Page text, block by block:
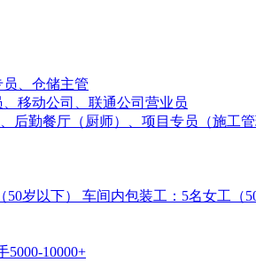
、仓储主管
移动公司、联通公司营业员
后勤餐厅（厨师）、项目专员（施工
岁以下） 车间内包装工：5名女工（
5000-10000+